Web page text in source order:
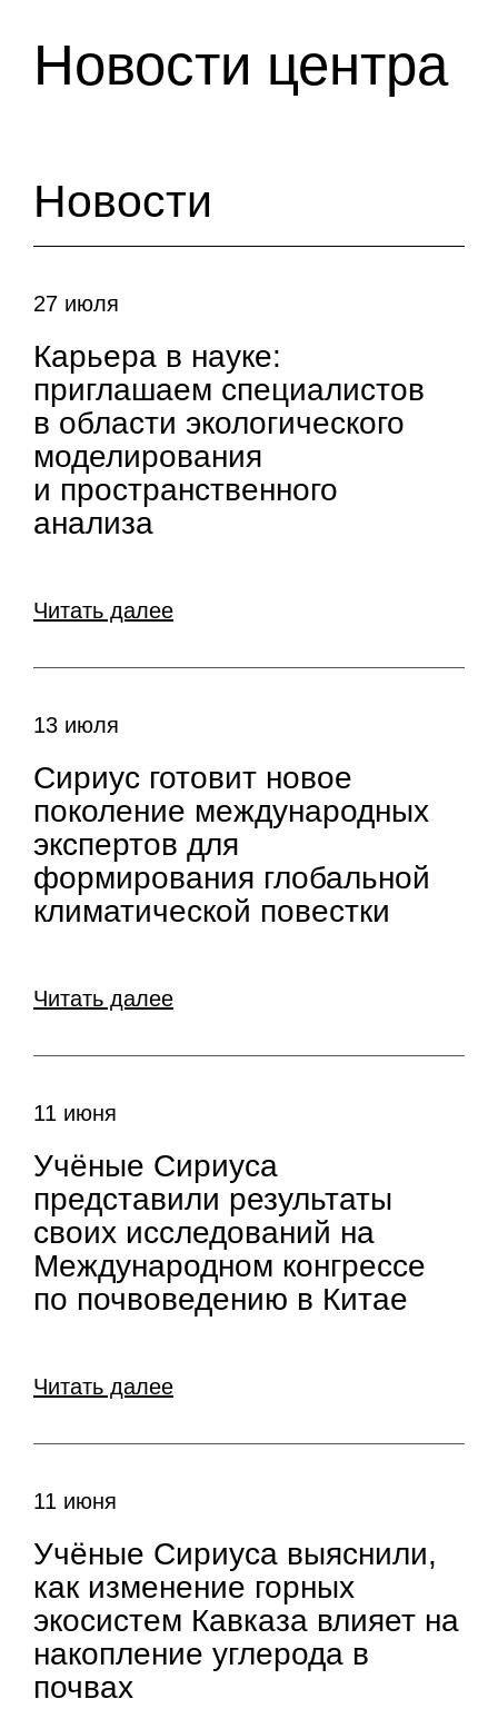
Новости центра
Новости
27 июля
Карьера в науке:
приглашаем специалистов
в области экологического
моделирования
и пространственного
анализа
Читать далее
13 июля
Сириус готовит новое
поколение международных
экспертов для
формирования глобальной
климатической повестки
Читать далее
11 июня
Учёные Сириуса
представили результаты
своих исследований на
Международном конгрессе
по почвоведению в Китае
Читать далее
11 июня
Учёные Сириуса выяснили,
как изменение горных
экосистем Кавказа влияет на
накопление углерода в
почвах